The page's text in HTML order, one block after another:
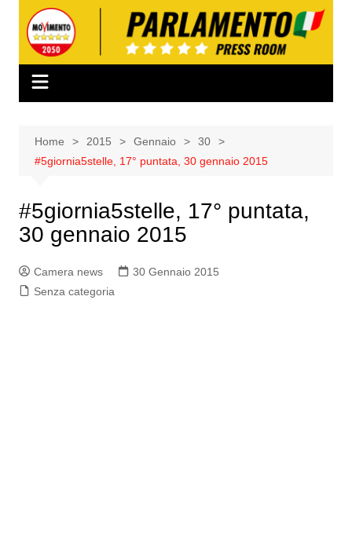
contenuto
Home 2015 Gennaio
30
#5giornia5stelle, 17° puntata, 30 gennaio 2015
#5giornia5stelle, 17° puntata,
30 gennaio 2015
Camera news
30 Gennaio 2015
Senza categoria